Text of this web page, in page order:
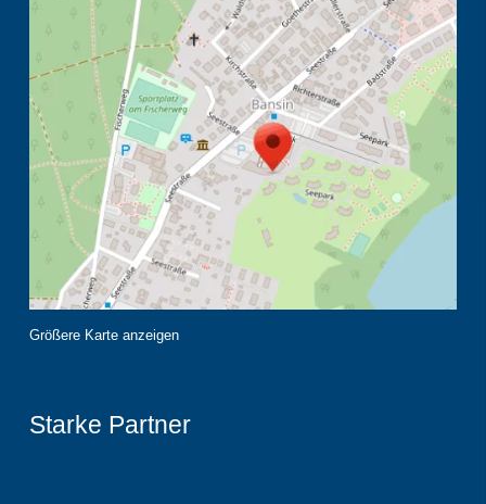
Größere Karte anzeigen
Starke Partner